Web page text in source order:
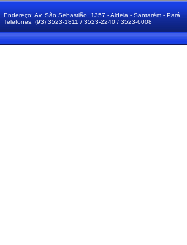
Endereço: Av. São Sebastião, 1357 - Aldeia - Santarém - Pará
Telefones: (93) 3523-1811 / 3523-2240 / 3523-6008